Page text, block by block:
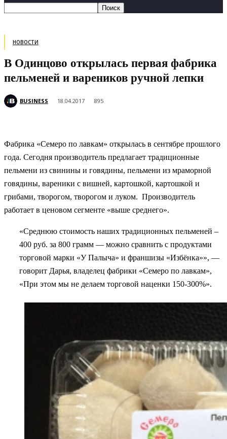
НОВОСТИ
В Одинцово открылась первая фабрика
пельменей и вареников ручной лепки
BUSINESS 18.04.2017 895
Фабрика «Семеро по лавкам» открылась в сентябре прошлого
года. Сегодня производитель предлагает традиционные
пельмени из свинины и говядины, пельмени из мраморной
говядины, вареники с вишней, картошкой, картошкой и
грибами, творогом, творогом и луком. Производитель
работает в ценовом сегменте «выше среднего».
«Среднюю стоимость наших традиционных пельменей –
400 руб. за 800 грамм — можно сравнить с продуктами
торговой марки «У Палыча» и франшизы «Избёнка»», —
говорит Дарья, владелец фабрики «Семеро по лавкам»,
«При этом мы не делаем торговой наценки 150-300%».